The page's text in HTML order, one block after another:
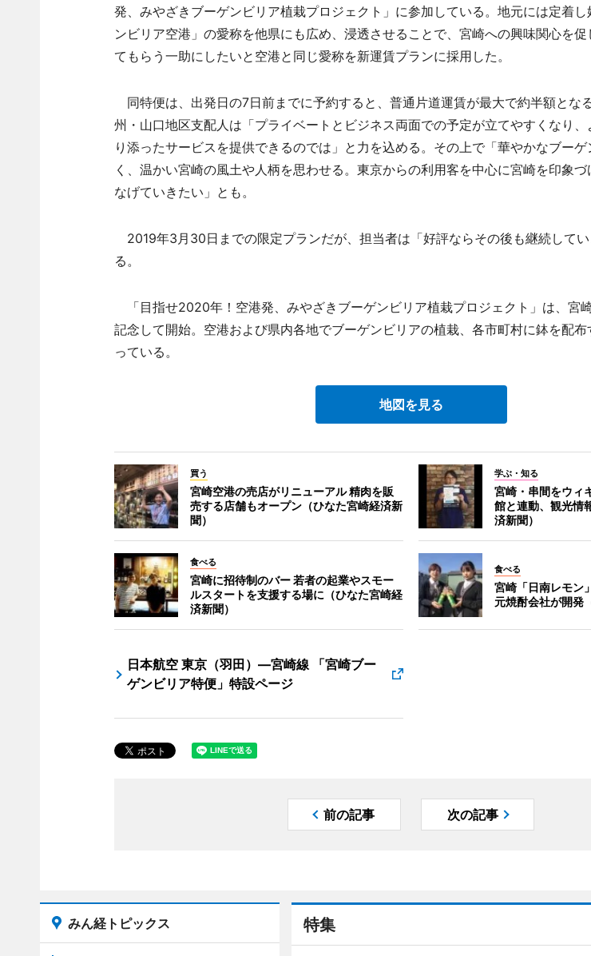
発、みやざきブーゲンビリア植栽プロジェクト」に参加している。地元には定着
ンビリア空港」の愛称を他県にも広め、浸透させることで、宮崎への興味関心を
てもらう一助にしたいと空港と同じ愛称を新運賃プランに採用した。
同特便は、出発日の7日前までに予約すると、普通片道運賃が最大で約半額とな
州・山口地区支配人は「プライベートとビジネス両面での予定が立てやすくなり
り添ったサービスを提供できるのでは」と力を込める。その上で「華やかなブー
く、温かい宮崎の風土や人柄を思わせる。東京からの利用客を中心に宮崎を印象
なげていきたい」とも。
2019年3月30日までの限定プランだが、担当者は「好評ならその後も継続して
る。
「目指せ2020年！空港発、みやざきブーゲンビリア植栽プロジェクト」は、宮
記念して開始。空港および県内各地でブーゲンビリアの植栽、各市町村に鉢を配
っている。
地図を見る
買う
宮崎空港の売店がリニューアル 精肉を販
売する店舗もオープン（ひなた宮崎経済新
聞）
学ぶ・知る
宮崎・串間をウィ
館と連動、観光情
済新聞）
食べる
宮崎に招待制のバー 若者の起業やスモー
ルスタートを支援する場に（ひなた宮崎経
済新聞）
食べる
宮崎「日南レモン
元焼酎会社が開発
日本航空 東京（羽田）―宮崎線 「宮崎ブー
ゲンビリア特便」特設ページ
前の記事 次の記事
特集
みん経トピックス